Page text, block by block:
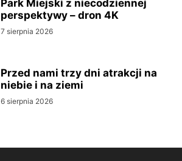
Park Miejski z niecodziennej
perspektywy – dron 4K
7 sierpnia 2026
Przed nami trzy dni atrakcji na
niebie i na ziemi
6 sierpnia 2026